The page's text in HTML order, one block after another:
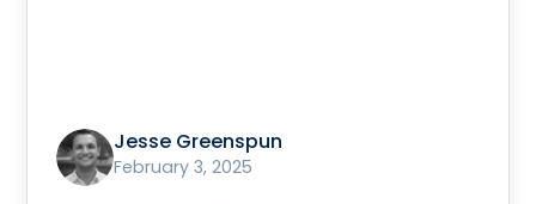
Jesse Greenspun
February 3, 2025